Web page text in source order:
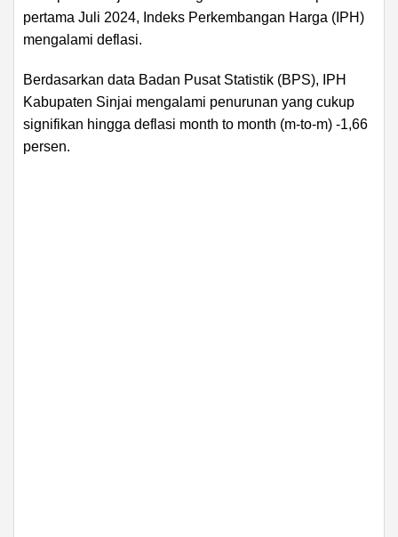
pertama Juli 2024, Indeks Perkembangan Harga (IPH)
mengalami deflasi.
Berdasarkan data Badan Pusat Statistik (BPS), IPH
Kabupaten Sinjai mengalami penurunan yang cukup
signifikan hingga deflasi month to month (m-to-m) -1,66
persen.